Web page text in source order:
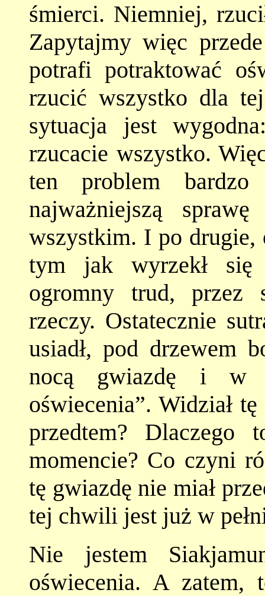
śmierci. Niemniej,
Zapytajmy więc
potrafi potraktować
rzucić wszystko dla
sytuacja jest
rzucacie wszystko.
ten problem
najważniejszą
wszystkim. I po drugie,
tym jak wyrzekł się
ogromny trud, przez
rzeczy. Ostatecznie
usiadł, pod drzewem
nocą gwiazdę i w
oświecenia”. Widział
przedtem?
momencie? Co czyni
tę gwiazdę nie miał
tej chwili jest już w
Nie jestem
oświecenia. A zatem,